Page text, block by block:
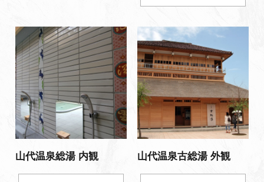
山代温泉総湯 内観 山代温泉古総湯 外観